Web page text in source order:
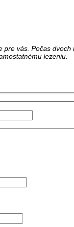
vás. Počas
lezeniu.